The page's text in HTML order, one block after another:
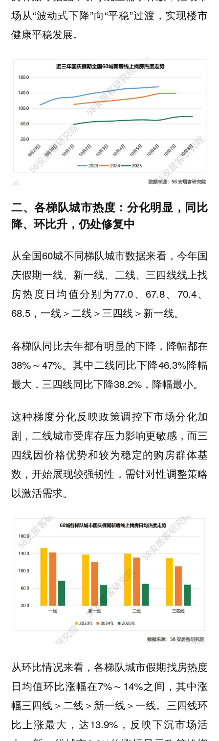
场从“波动式下降”向“平稳”过渡，实现楼市
健康平稳发展。
二、各梯队城市热度：分化明显，同比
降、环比升，仍处修复中
从全国60城不同梯队城市数据来看，今年国
庆假期一线、新一线、二线、三四线线上找
房热度日均值分别为77.0、67.8、70.4、
68.5，一线＞二线＞三四线＞新一线。
各梯队同比去年都有明显的下降，降幅都在
38%～47%。其中二线同比下降46.3%降幅
最大，三四线同比下降38.2%，降幅最小。
这种梯度分化反映政策调控下市场分化加
剧，二线城市受库存压力影响更敏感，而三
四线因价格优势和较为稳定的购房群体基
数，开始展现较强韧性，需针对性调整策略
以激活需求。
从环比情况来看，各梯队城市假期找房热度
日均值环比涨幅在7%～14%之间，其中涨
幅三四线＞二线＞新一线＞一线。三四线环
比上涨最大，达13.9%，反映下沉市场活